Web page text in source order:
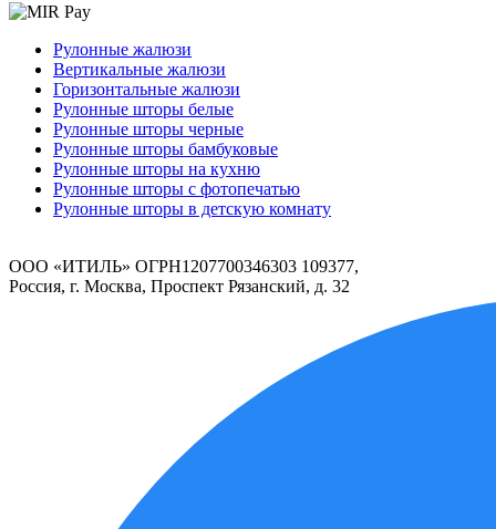
Рулонные жалюзи
Вертикальные жалюзи
Горизонтальные жалюзи
Рулонные шторы белые
Рулонные шторы черные
Рулонные шторы бамбуковые
Рулонные шторы на кухню
Рулонные шторы с фотопечатью
Рулонные шторы в детскую комнату
ООО «ИТИЛЬ» ОГРН1207700346303 109377,
Россия, г. Москва, Проспект Рязанский, д. 32